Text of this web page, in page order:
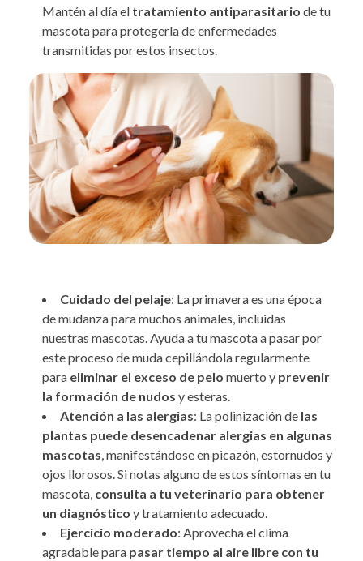
Mantén al día el tratamiento antiparasitario de tu
mascota para protegerla de enfermedades
transmitidas por estos insectos.
Cuidado del pelaje: La primavera es una época
de mudanza para muchos animales, incluidas
nuestras mascotas. Ayuda a tu mascota a pasar por
este proceso de muda cepillándola regularmente
para eliminar el exceso de pelo muerto y prevenir
la formación de nudos y esteras.
Atención a las alergias: La polinización de las
plantas puede desencadenar alergias en algunas
mascotas, manifestándose en picazón, estornudos y
ojos llorosos. Si notas alguno de estos síntomas en tu
mascota, consulta a tu veterinario para obtener
un diagnóstico y tratamiento adecuado.
Ejercicio moderado: Aprovecha el clima
agradable para pasar tiempo al aire libre con tu